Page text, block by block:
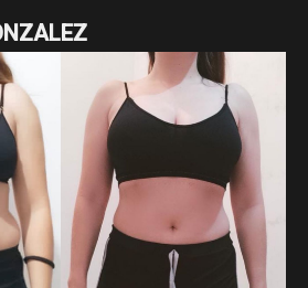
asesorada Jacqueline
pérdida de grasa